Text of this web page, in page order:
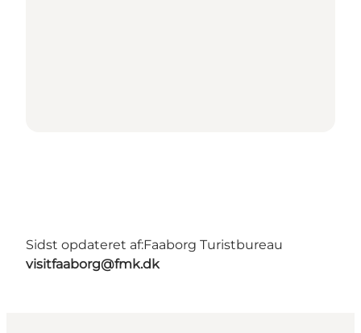
Sidst opdateret af:Faaborg Turistbureau
visitfaaborg@fmk.dk